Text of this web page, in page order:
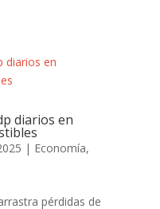
diarios en
| Economía,
pérdidas de